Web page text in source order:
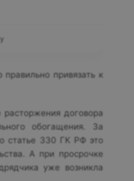
привязать к
договора
обогащения. За
статье 330 ГК РФ это
А при просрочке
уже возникла